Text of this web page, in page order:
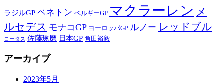
ラジルGP ベネトン ベルギーGP マクラーレン メ
ルセデス モナコGP ヨーロッパGP ルノー レッドブル
ロータス 佐藤琢磨 日本GP 角田裕毅
アーカイブ
2023年5月